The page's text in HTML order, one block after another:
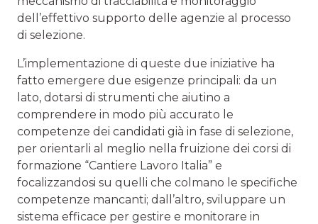
dell’effettivo supporto delle agenzie al processo
di selezione.
L’implementazione di queste due iniziative ha
fatto emergere due esigenze principali: da un
lato, dotarsi di strumenti che aiutino a
comprendere in modo più accurato le
competenze dei candidati già in fase di selezione,
per orientarli al meglio nella fruizione dei corsi di
formazione “Cantiere Lavoro Italia” e
focalizzandosi su quelli che colmano le specifiche
competenze mancanti; dall’altro, sviluppare un
sistema efficace per gestire e monitorare in